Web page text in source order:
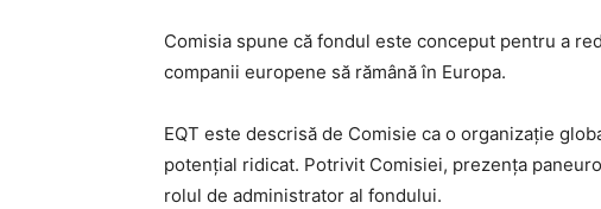
Comisia spune că fondul este conceput pentru a
companii europene să rămână în Europa.
EQT este descrisă de Comisie ca o organizație
potențial ridicat. Potrivit Comisiei, prezența
rolul de administrator al fondului.